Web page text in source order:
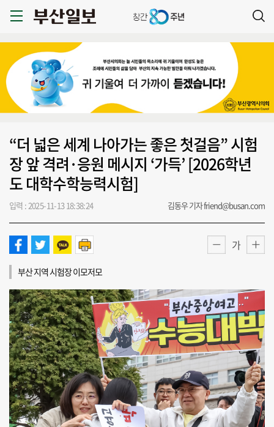
“더 넓은 세계 나아가는 좋은 첫걸음” 시험
장 앞 격려·응원 메시지 ‘가득’ [2026학년
도 대학수학능력시험]
입력 : 2025-11-13 18:38:24 김동우 기자 friend@busan.com
가
부산 지역 시험장 이모저모